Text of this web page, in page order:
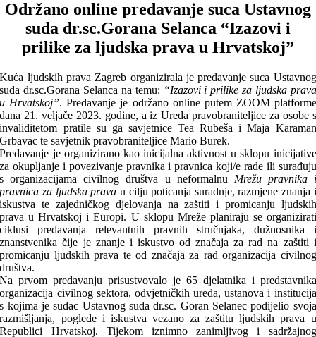
Održano online predavanje suca Ustavnog
suda dr.sc.Gorana Selanca “Izazovi i
prilike za ljudska prava u Hrvatskoj”
Kuća ljudskih prava Zagreb organizirala je predavanje suca Ustavnog
suda dr.sc.Gorana Selanca na temu: “Izazovi i prilike za ljudska prava
u Hrvatskoj”. Predavanje je održano online putem ZOOM platforme
dana 21. veljače 2023. godine, a iz Ureda pravobraniteljice za osobe s
invaliditetom pratile su ga savjetnice Tea Rubeša i Maja Karaman
Grbavac te savjetnik pravobraniteljice Mario Burek.
Predavanje je organizirano kao inicijalna aktivnost u sklopu inicijative
za okupljanje i povezivanje pravnika i pravnica koji/e rade ili surađuju
s organizacijama civilnog društva u neformalnu Mrežu pravnika i
pravnica za ljudska prava u cilju poticanja suradnje, razmjene znanja i
iskustva te zajedničkog djelovanja na zaštiti i promicanju ljudskih
prava u Hrvatskoj i Europi. U sklopu Mreže planiraju se organizirati
ciklusi predavanja relevantnih pravnih stručnjaka, dužnosnika i
znanstvenika čije je znanje i iskustvo od značaja za rad na zaštiti i
promicanju ljudskih prava te od značaja za rad organizacija civilnog
društva.
Na prvom predavanju prisustvovalo je 65 djelatnika i predstavnika
organizacija civilnog sektora, odvjetničkih ureda, ustanova i institucija
s kojima je sudac Ustavnog suda dr.sc. Goran Selanec podijelio svoja
razmišljanja, poglede i iskustva vezano za zaštitu ljudskih prava u
Republici Hrvatskoj. Tijekom iznimno zanimljivog i sadržajnog